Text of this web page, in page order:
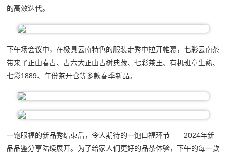
的高效迭代。
下午场会议中，在极具云南特色的服装走秀中拉开帷幕，七彩云南茶
带来了正山春古、古六大正山古树典藏、七彩茶王、有机班章生熟、
七彩1889、年份茶开仓等多款春季新品。
一饱眼福的新品秀结束后，令人期待的一饱口福环节——2024年新
品品鉴分享陆续展开。为了给家人们更好的品茶体验，下午的每一款